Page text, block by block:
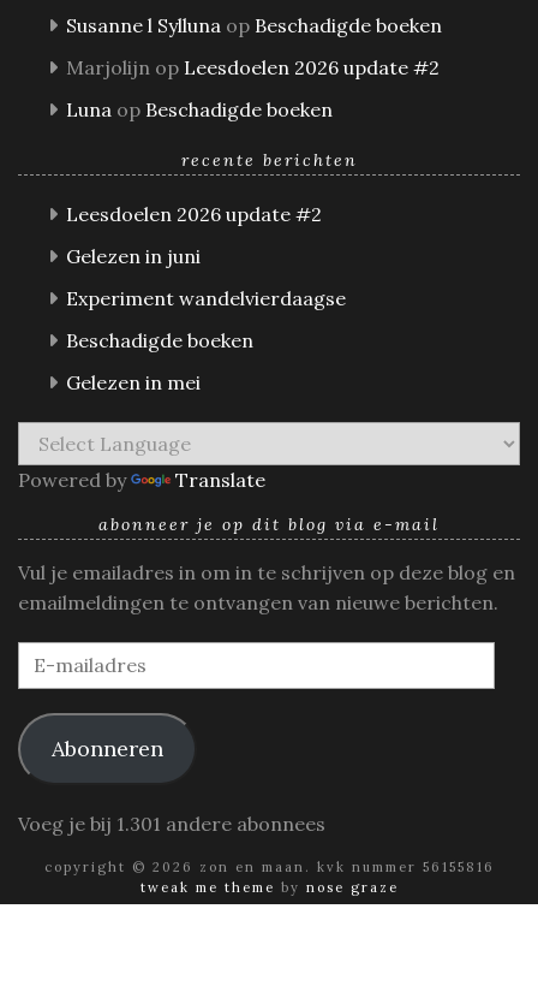
Susanne l Sylluna op Beschadigde boeken
Marjolijn op Leesdoelen 2026 update #2
Luna op Beschadigde boeken
recente berichten
Leesdoelen 2026 update #2
Gelezen in juni
Experiment wandelvierdaagse
Beschadigde boeken
Gelezen in mei
Powered by Translate
abonneer je op dit blog via e-mail
Vul je emailadres in om in te schrijven op deze blog en
emailmeldingen te ontvangen van nieuwe berichten.
E-
mailadres
Abonneren
Voeg je bij 1.301 andere abonnees
copyright © 2026 zon en maan. kvk nummer 56155816
tweak me theme by nose graze